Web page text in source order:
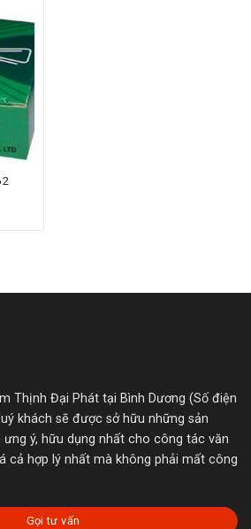
Thịnh Đại Phát tại Bình Dương (Số điện
khách sẽ được sở hữu những sản
ý, hữu dụng nhất cho công tác văn
cả hợp lý nhất mà không phải mất công
Gọi tư vấn